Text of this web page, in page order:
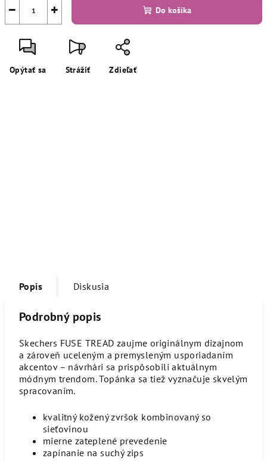
+
− Do košíka
Opýtať sa Strážiť Zdieľať
Popis Diskusia
Podrobný popis
Skechers FUSE TREAD zaujme originálnym dizajnom
a zároveň uceleným a premysleným usporiadaním
akcentov – návrhári sa prispôsobili aktuálnym
módnym trendom. Topánka sa tiež vyznačuje skvelým
spracovaním.
kvalitný kožený zvršok kombinovaný so
sieťovinou
mierne zateplené prevedenie
zapínanie na suchý zips